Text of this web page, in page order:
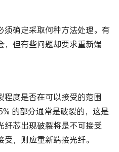
确定采取何种方法处理。有
，但有些问题却要求重新端
程度是否在可以接受的范围
的部分通常是破裂的，这是
纤芯出现破裂将是不可接受
，则应重新端接光纤。